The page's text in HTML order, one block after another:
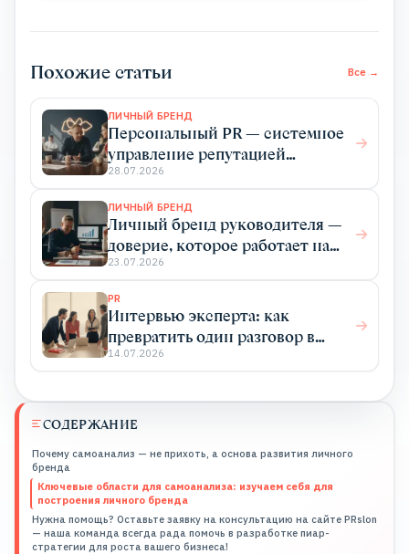
СОДЕРЖАНИЕ
Почему самоанализ — не прихоть, а основа развития личного
бренда
Ключевые области для самоанализа: изучаем себя для
построения личного бренда
Нужна помощь? Оставьте заявку на консультацию на сайте PRslon
— наша команда всегда рада помочь в разработке пиар-
стратегии для роста вашего бизнеса!
Похожие статьи Все →
ЛИЧНЫЙ БРЕНД
Персональный PR — системное
управление репутацией
эксперта для роста дохода
28.07.2026
ЛИЧНЫЙ БРЕНД
Личный бренд руководителя —
доверие, которое работает на
бизнес
23.07.2026
PR
Интервью эксперта: как
превратить один разговор в
системный PR
14.07.2026